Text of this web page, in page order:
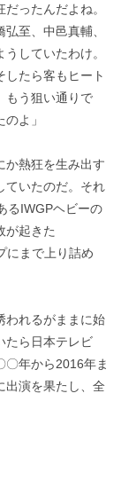
ったんだよね。
至、中邑真輔、
していたわけ。
したら客もヒート
もう狙い通りで
よ」
か熱狂を生み出す
ていたのだ。それ
るIWGPヘビーの
が起きた
にまで上り詰め
われるがままに始
たら日本テレビ
〇年から2016年ま
出演を果たし、全